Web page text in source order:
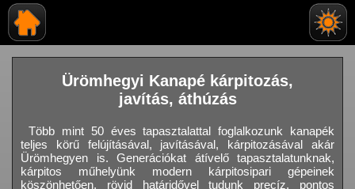
Ürömhegyi Kanapé kárpitozás,
javítás, áthúzás
Több mint 50 éves tapasztalattal foglalkozunk kanapék
teljes körű felújításával, javításával, kárpitozásával akár
Ürömhegyen is. Generációkat átívelő tapasztalatunknak,
kárpitos műhelyünk modern kárpitosipari gépeinek
köszönhetően, rövid határidővel tudunk precíz, pontos